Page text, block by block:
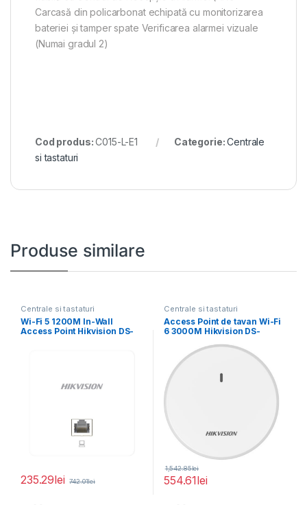
Carcasă din policarbonat echipată cu monitorizarea
bateriei și tamper spate Verificarea alarmei vizuale
(Numai gradul 2)
Cod produs:C015-L-E1 Categorie:Centrale
si tastaturi
Produse similare
Centrale si tastaturi
Wi-Fi 5 1200M In-Wall
Access Point Hikvision DS-
235.29lei 742.01lei
Centrale si tastaturi
Access Point de tavan Wi-Fi
6 3000M Hikvision DS-
554.61lei
1,542.85lei